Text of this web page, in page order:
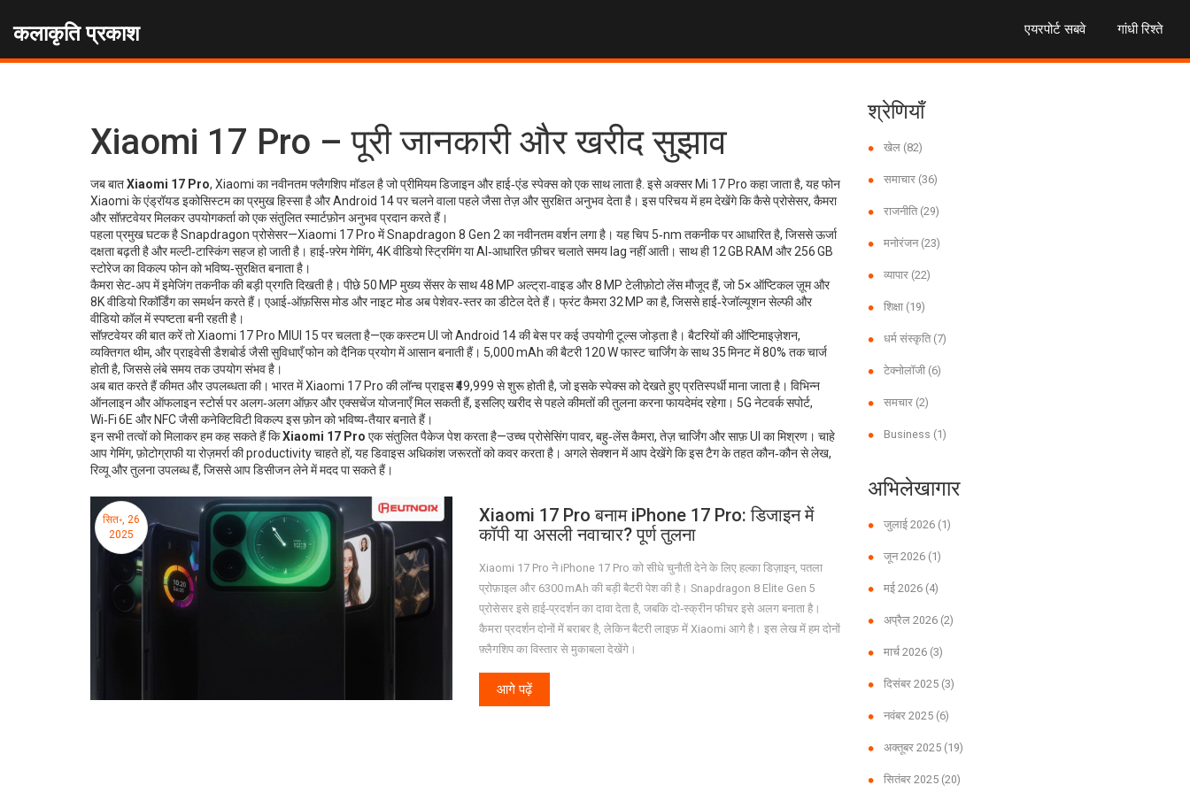
कलाकृति प्रकाश एयरपोर्ट सबवे गांधी रिश्ते
Xiaomi 17 Pro – पूरी जानकारी और खरीद सुझाव
जब बातXiaomi 17 Pro, Xiaomi का नवीनतम फ्लैगशिप मॉडल है जो प्रीमियम डिजाइन और हाई‑एंड स्पेक्स को एक साथ लाता है . इसे अक्सर Mi 17 Pro कहा जाता है, यह फोन
Xiaomi के एंड्रॉयड इकोसिस्टम का प्रमुख हिस्सा है औरAndroid 14पर चलने वाला पहले जैसा तेज़ और सुरक्षित अनुभव देता है। इस परिचय में हम देखेंगे कि कैसे प्रोसेसर, कैमरा
और सॉफ़्टवेयर मिलकर उपयोगकर्ता को एक संतुलित स्मार्टफ़ोन अनुभव प्रदान करते हैं।
पहला प्रमुख घटक हैSnapdragon प्रोसेसर—Xiaomi 17 Pro में Snapdragon 8 Gen 2 का नवीनतम वर्शन लगा है। यह चिप 5‑nm तकनीक पर आधारित है, जिससे ऊर्जा
दक्षता बढ़ती है और मल्टी‑टास्किंग सहज हो जाती है। हाई‑फ़्रेम गेमिंग, 4K वीडियो स्ट्रिमिंग या AI‑आधारित फ़ीचर चलाते समय lag नहीं आती। साथ ही 12 GB RAM और 256 GB
स्टोरेज का विकल्प फोन को भविष्य‑सुरक्षित बनाता है।
कैमरा सेट‑अप मेंइमेजिंग तकनीककी बड़ी प्रगति दिखती है। पीछे 50 MP मुख्य सेंसर के साथ 48 MP अल्ट्रा‑वाइड और 8 MP टेलीफ़ोटो लेंस मौजूद हैं, जो 5× ऑप्टिकल ज़ूम और
8K वीडियो रिकॉर्डिंग का समर्थन करते हैं। एआई‑ऑफ़सिस मोड और नाइट मोड अब पेशेवर‑स्तर का डीटेल देते हैं। फ्रंट कैमरा 32 MP का है, जिससे हाई‑रेजॉल्यूशन सेल्फी और
वीडियो कॉल में स्पष्टता बनी रहती है।
सॉफ़्टवेयर की बात करें तो Xiaomi 17 Pro MIUI 15 पर चलता है—एक कस्टम UI जो Android 14 की बेस पर कई उपयोगी टूल्स जोड़ता है। बैटरियों की ऑप्टिमाइज़ेशन,
व्यक्तिगत थीम, और प्राइवेसी डैशबोर्ड जैसी सुविधाएँ फोन को दैनिक प्रयोग में आसान बनाती हैं। 5,000 mAh की बैटरी 120 W फास्ट चार्जिंग के साथ 35 मिनट में 80% तक चार्ज
होती है, जिससे लंबे समय तक उपयोग संभव है।
अब बात करते हैं कीमत और उपलब्धता की। भारत में Xiaomi 17 Pro की लॉन्च प्राइस ₹49,999 से शुरू होती है, जो इसके स्पेक्स को देखते हुए प्रतिस्पर्धी माना जाता है। विभिन्न
ऑनलाइन और ऑफलाइन स्टोर्स पर अलग‑अलग ऑफ़र और एक्सचेंज योजनाएँ मिल सकती हैं, इसलिए खरीद से पहले कीमतों की तुलना करना फायदेमंद रहेगा। 5G नेटवर्क सपोर्ट,
Wi‑Fi 6E और NFC जैसी कनेक्टिविटी विकल्प इस फ़ोन को भविष्य‑तैयार बनाते हैं।
इन सभी तत्वों को मिलाकर हम कह सकते हैं किXiaomi 17 Pro एक संतुलित पैकेज पेश करता है—उच्च प्रोसेसिंग पावर, बहु‑लेंस कैमरा, तेज़ चार्जिंग और साफ़ UI का मिश्रण। चाहे
आप गेमिंग, फ़ोटोग्राफी या रोज़मर्रा की productivity चाहते हों, यह डिवाइस अधिकांश जरूरतों को कवर करता है। अगले सेक्शन में आप देखेंगे कि इस टैग के तहत कौन‑कौन से लेख,
रिव्यू और तुलना उपलब्ध हैं, जिससे आप डिसीजन लेने में मदद पा सकते हैं।
सित॰, 26
2025
Xiaomi 17 Pro बनाम iPhone 17 Pro: डिजाइन में
कॉपी या असली नवाचार? पूर्ण तुलना
Xiaomi 17 Pro ने iPhone 17 Pro को सीधे चुनौती देने के लिए हल्का डिज़ाइन, पतला
प्रोफ़ाइल और 6300 mAh की बड़ी बैटरी पेश की है। Snapdragon 8 Elite Gen 5
प्रोसेसर इसे हाई‑प्रदर्शन का दावा देता है, जबकि दो‑स्क्रीन फीचर इसे अलग बनाता है।
कैमरा प्रदर्शन दोनों में बराबर है, लेकिन बैटरी लाइफ़ में Xiaomi आगे है। इस लेख में हम दोनों
फ़्लैगशिप का विस्तार से मुकाबला देखेंगे।
आगे पढ़ें
श्रेणियाँ
खेल (82)
समाचार (36)
राजनीति (29)
मनोरंजन (23)
व्यापार (22)
शिक्षा (19)
धर्म संस्कृति (7)
टेक्नोलॉजी (6)
समचार (2)
Business (1)
अभिलेखागार
जुलाई 2026 (1)
जून 2026 (1)
मई 2026 (4)
अप्रैल 2026 (2)
मार्च 2026 (3)
दिसंबर 2025 (3)
नवंबर 2025 (6)
अक्तूबर 2025 (19)
सितंबर 2025 (20)